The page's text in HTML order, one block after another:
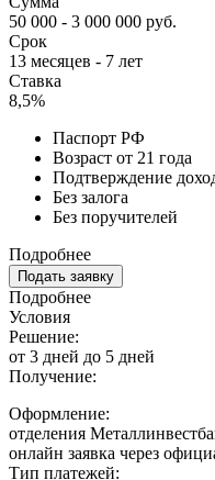
50 000 - 3 000 000 руб.
Срок
13 месяцев - 7 лет
Ставка
8,5%
Паспорт РФ
Возраст от 21 года
Подтверждение
Без залога
Без поручителей
Подробнее
Подать заявку
Подробнее
Условия
Решение:
от 3 дней до 5 дней
Получение:
Оформление:
отделения
онлайн заявка через
Тип платежей: